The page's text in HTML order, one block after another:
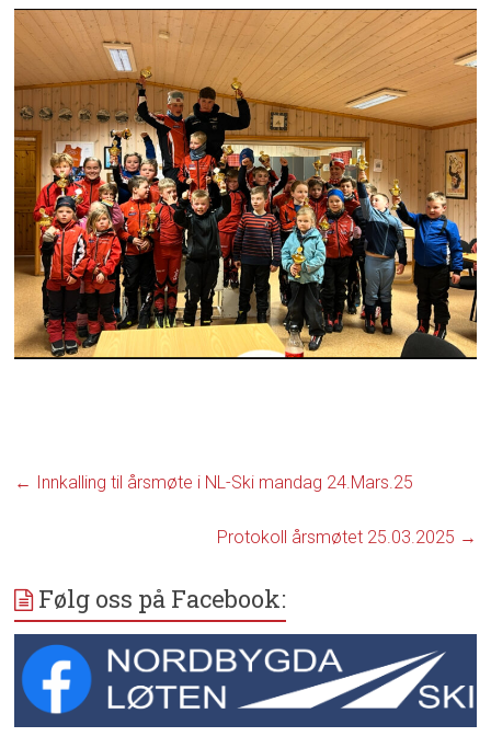
← Innkalling til årsmøte i NL-Ski mandag 24.Mars.25
Protokoll årsmøtet 25.03.2025 →
Følg oss på Facebook: